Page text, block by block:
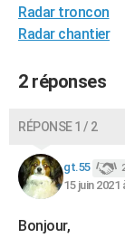
Dictionnaire
Biographies
Citations
Expressions
Proverbes
PROGRAMME TV
S'inscrire
Se connecter
Lycées
Collèges
Primaires
Universités
Entreprises
Service militaire
Avis de recherche
FORUM
Bricolage
Lifestyle
Culture
Sport
Auto
Television
Voyage
Cinema
Radar troncon
Radar chantier
2 réponses
RÉPONSE 1 / 2
gt.55
15 juin 2021
Bonjour,